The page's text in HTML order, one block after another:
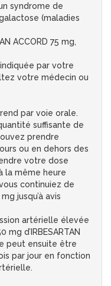
syndrome de
(maladies
ACCORD 75 mg,
par votre
votre médecin ou
par voie orale.
suffisante de
prendre
ou en dehors des
votre dose
la même heure
continuiez de
jusqu’à avis
artérielle élevée
d’IRBESARTAN
peut ensuite être
par jour en fonction